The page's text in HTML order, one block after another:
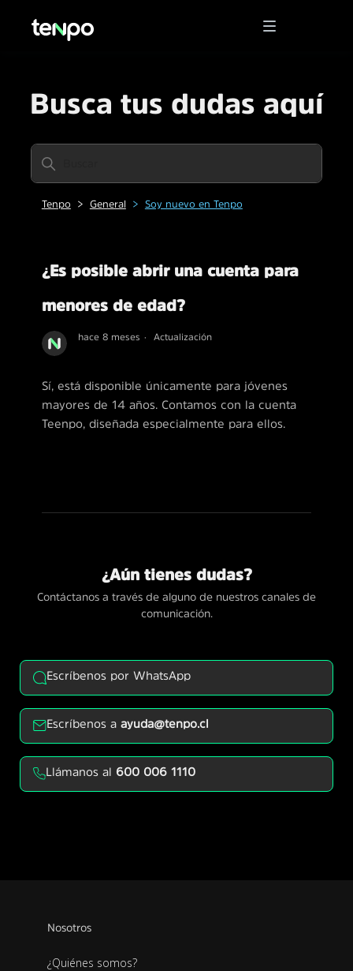
Busca tus dudas aquí
Tenpo General Soy nuevo en Tenpo
¿Es posible abrir una cuenta para
menores de edad?
hace 8 meses Actualización
Sí, está disponible únicamente para jóvenes
mayores de 14 años. Contamos con la cuenta
Teenpo, diseñada especialmente para ellos.
¿Aún tienes dudas?
Contáctanos a través de alguno de nuestros canales de
comunicación.
Escríbenos por WhatsApp
Escríbenos aayuda@tenpo.cl
Llámanos al 600 006 1110
Nosotros
¿Quiénes somos?